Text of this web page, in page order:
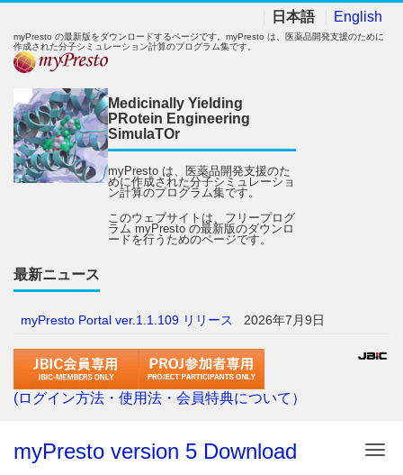
日本語 English
myPresto の最新版をダウンロードするページです。myPresto は、医薬品開発支援のために
作成された分子シミュレーション計算のプログラム集です。
Medicinally Yielding
PRotein Engineering
SimulaTOr
myPresto は、医薬品開発支援のた
めに作成された分子シミュレーショ
ン計算のプログラム集です。
このウェブサイトは、フリープログ
ラム myPresto の最新版のダウンロ
ードを行うためのページです。
最新ニュース
myPresto Portal ver.1.1.109 リリース 2026年7月9日
(ログイン方法・使用法・会員特典について）
myPresto version 5 Download